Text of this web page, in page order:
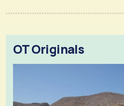
OT Originals